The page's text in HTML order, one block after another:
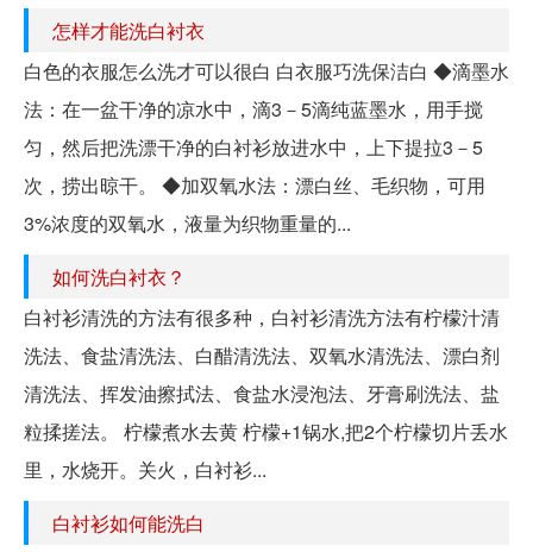
怎样才能洗白衬衣
白色的衣服怎么洗才可以很白 白衣服巧洗保洁白 ◆滴墨水
法：在一盆干净的凉水中，滴3－5滴纯蓝墨水，用手搅
匀，然后把洗漂干净的白衬衫放进水中，上下提拉3－5
次，捞出晾干。 ◆加双氧水法：漂白丝、毛织物，可用
3%浓度的双氧水，液量为织物重量的...
如何洗白衬衣？
白衬衫清洗的方法有很多种，白衬衫清洗方法有柠檬汁清
洗法、食盐清洗法、白醋清洗法、双氧水清洗法、漂白剂
清洗法、挥发油擦拭法、食盐水浸泡法、牙膏刷洗法、盐
粒揉搓法。 柠檬煮水去黄 柠檬+1锅水,把2个柠檬切片丢水
里，水烧开。关火，白衬衫...
白衬衫如何能洗白